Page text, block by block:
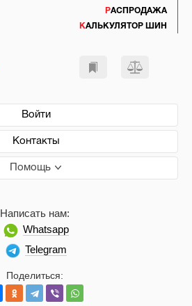
РАСПРОДАЖА
КАЛЬКУЛЯТОР ШИН
Войти
Контакты
Помощь
Поделиться:
Написать нам:
Whatsapp
Telegram